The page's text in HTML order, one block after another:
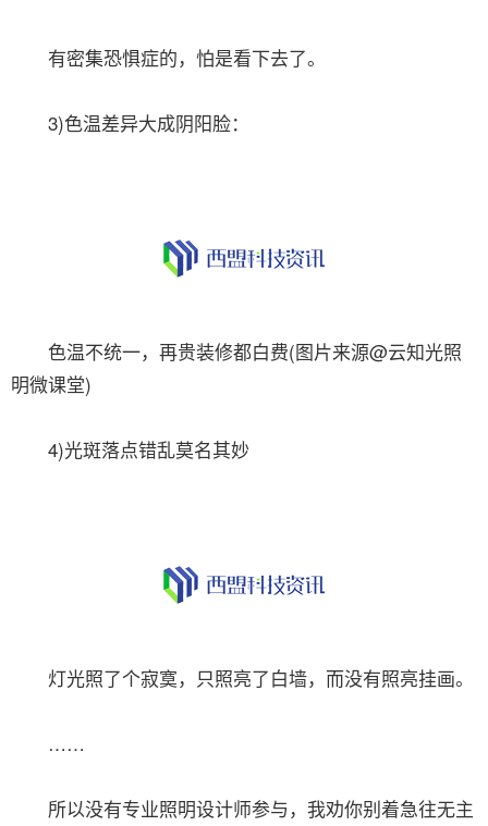
有密集恐惧症的，怕是看下去了。
3)色温差异大成阴阳脸：
色温不统一，再贵装修都白费(图片来源@云知光照
明微课堂)
4)光斑落点错乱莫名其妙
灯光照了个寂寞，只照亮了白墙，而没有照亮挂画。
……
所以没有专业照明设计师参与，我劝你别着急往无主